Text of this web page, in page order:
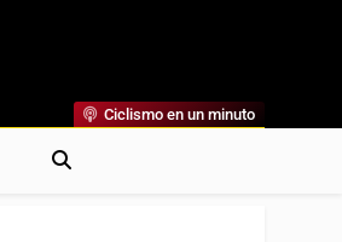
Web Ciclista De Referencia.
Ciclismo en un minuto